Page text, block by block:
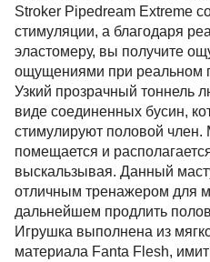
Stroker Pipedream Extreme
стимуляции, а благодаря
эластомеру, вы получите
ощущениями при реальном
Узкий прозрачный тоннель
виде соединенных бусин,
стимулируют половой член.
помещается и
выскальзывая. Данный
отличным тренажером для
дальнейшем продлить
Игрушка выполнена из
материала Fanta Flesh,